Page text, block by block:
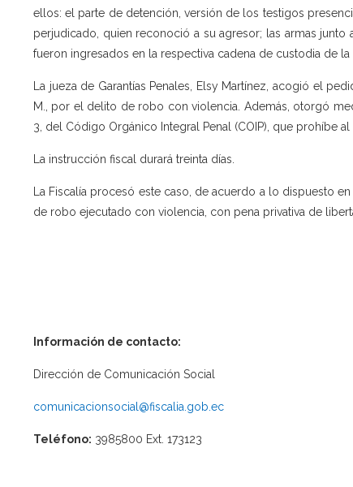
ellos: el parte de detención, versión de los testigos
perjudicado, quien reconoció a su agresor; las armas
fueron ingresados en la respectiva cadena de custodia de la
La jueza de Garantías Penales, Elsy Martínez, acogió el
M., por el delito de robo con violencia. Además, otorgó
3, del Código Orgánico Integral Penal (COIP), que prohíbe
La instrucción fiscal durará treinta días.
La Fiscalía procesó este caso, de acuerdo a lo dispuesto
de robo ejecutado con violencia, con pena privativa de
Información de contacto:
Dirección de Comunicación Social
comunicacionsocial@fiscalia.gob.ec
Teléfono: 3985800 Ext. 173123